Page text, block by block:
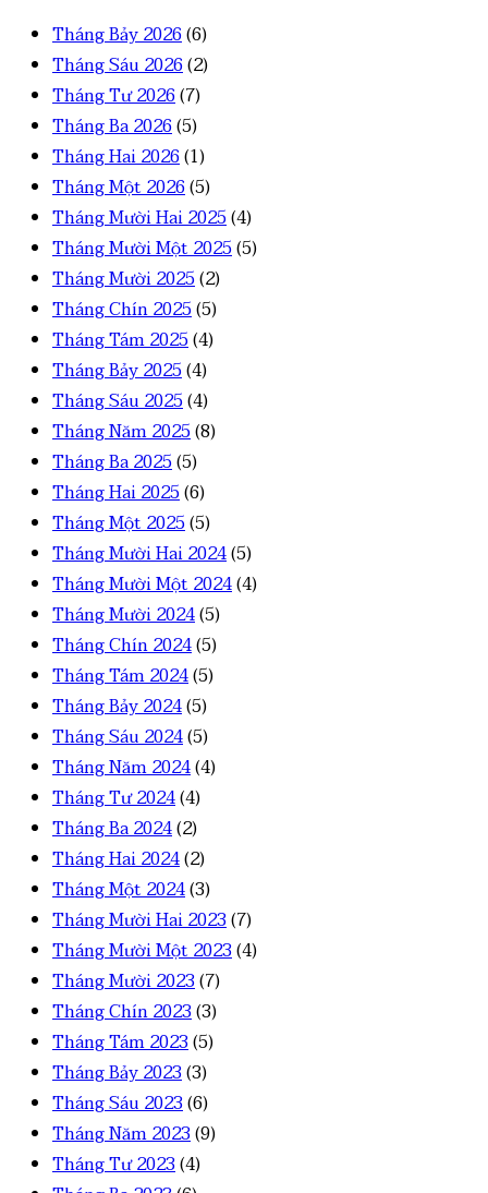
Tháng Bảy 2026(6)
Tháng Sáu 2026(2)
Tháng Tư 2026(7)
Tháng Ba 2026(5)
Tháng Hai 2026(1)
Tháng Một 2026(5)
Tháng Mười Hai 2025(4)
Tháng Mười Một 2025(5)
Tháng Mười 2025(2)
Tháng Chín 2025(5)
Tháng Tám 2025(4)
Tháng Bảy 2025(4)
Tháng Sáu 2025(4)
Tháng Năm 2025(8)
Tháng Ba 2025(5)
Tháng Hai 2025(6)
Tháng Một 2025(5)
Tháng Mười Hai 2024(5)
Tháng Mười Một 2024(4)
Tháng Mười 2024(5)
Tháng Chín 2024(5)
Tháng Tám 2024(5)
Tháng Bảy 2024(5)
Tháng Sáu 2024(5)
Tháng Năm 2024(4)
Tháng Tư 2024(4)
Tháng Ba 2024(2)
Tháng Hai 2024(2)
Tháng Một 2024(3)
Tháng Mười Hai 2023(7)
Tháng Mười Một 2023(4)
Tháng Mười 2023(7)
Tháng Chín 2023(3)
Tháng Tám 2023(5)
Tháng Bảy 2023(3)
Tháng Sáu 2023(6)
Tháng Năm 2023(9)
Tháng Tư 2023(4)